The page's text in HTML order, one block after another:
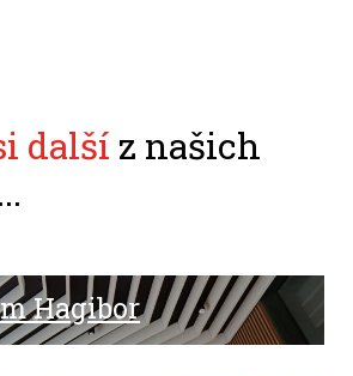
další z našich
Hagibor